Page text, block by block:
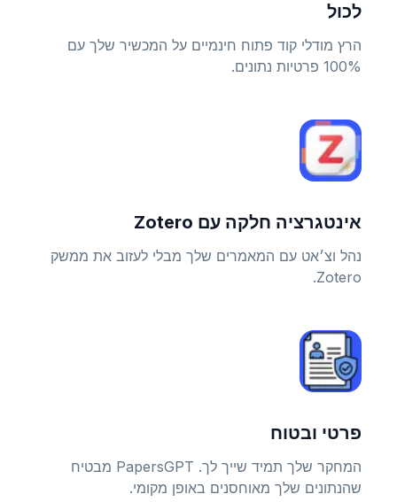
לכול
הרץ מודלי קוד פתוח חינמיים על המכשיר שלך עם
100% פרטיות נתונים.
אינטגרציה חלקה עם Zotero
נהל וצ׳אט עם המאמרים שלך מבלי לעזוב את ממשק
Zotero.
פרטי ובטוח
המחקר שלך תמיד שייך לך. PapersGPT מבטיח
שהנתונים שלך מאוחסנים באופן מקומי.